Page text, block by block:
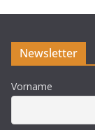
Newsletter
Vorname